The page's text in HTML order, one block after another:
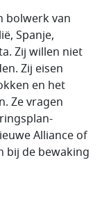
bolwerk van
Spanje,
Zij willen niet
Zij eisen
en het
Ze vragen
Alliance of
bij de bewaking